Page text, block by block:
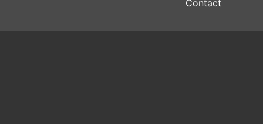
Contact